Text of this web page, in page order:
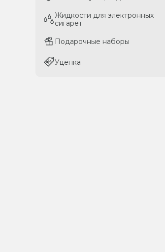
Жидкости для электронных
сигарет
Подарочные наборы
Уценка
Жидкости для электронных
сигарет
Подарочные наборы
Уценка